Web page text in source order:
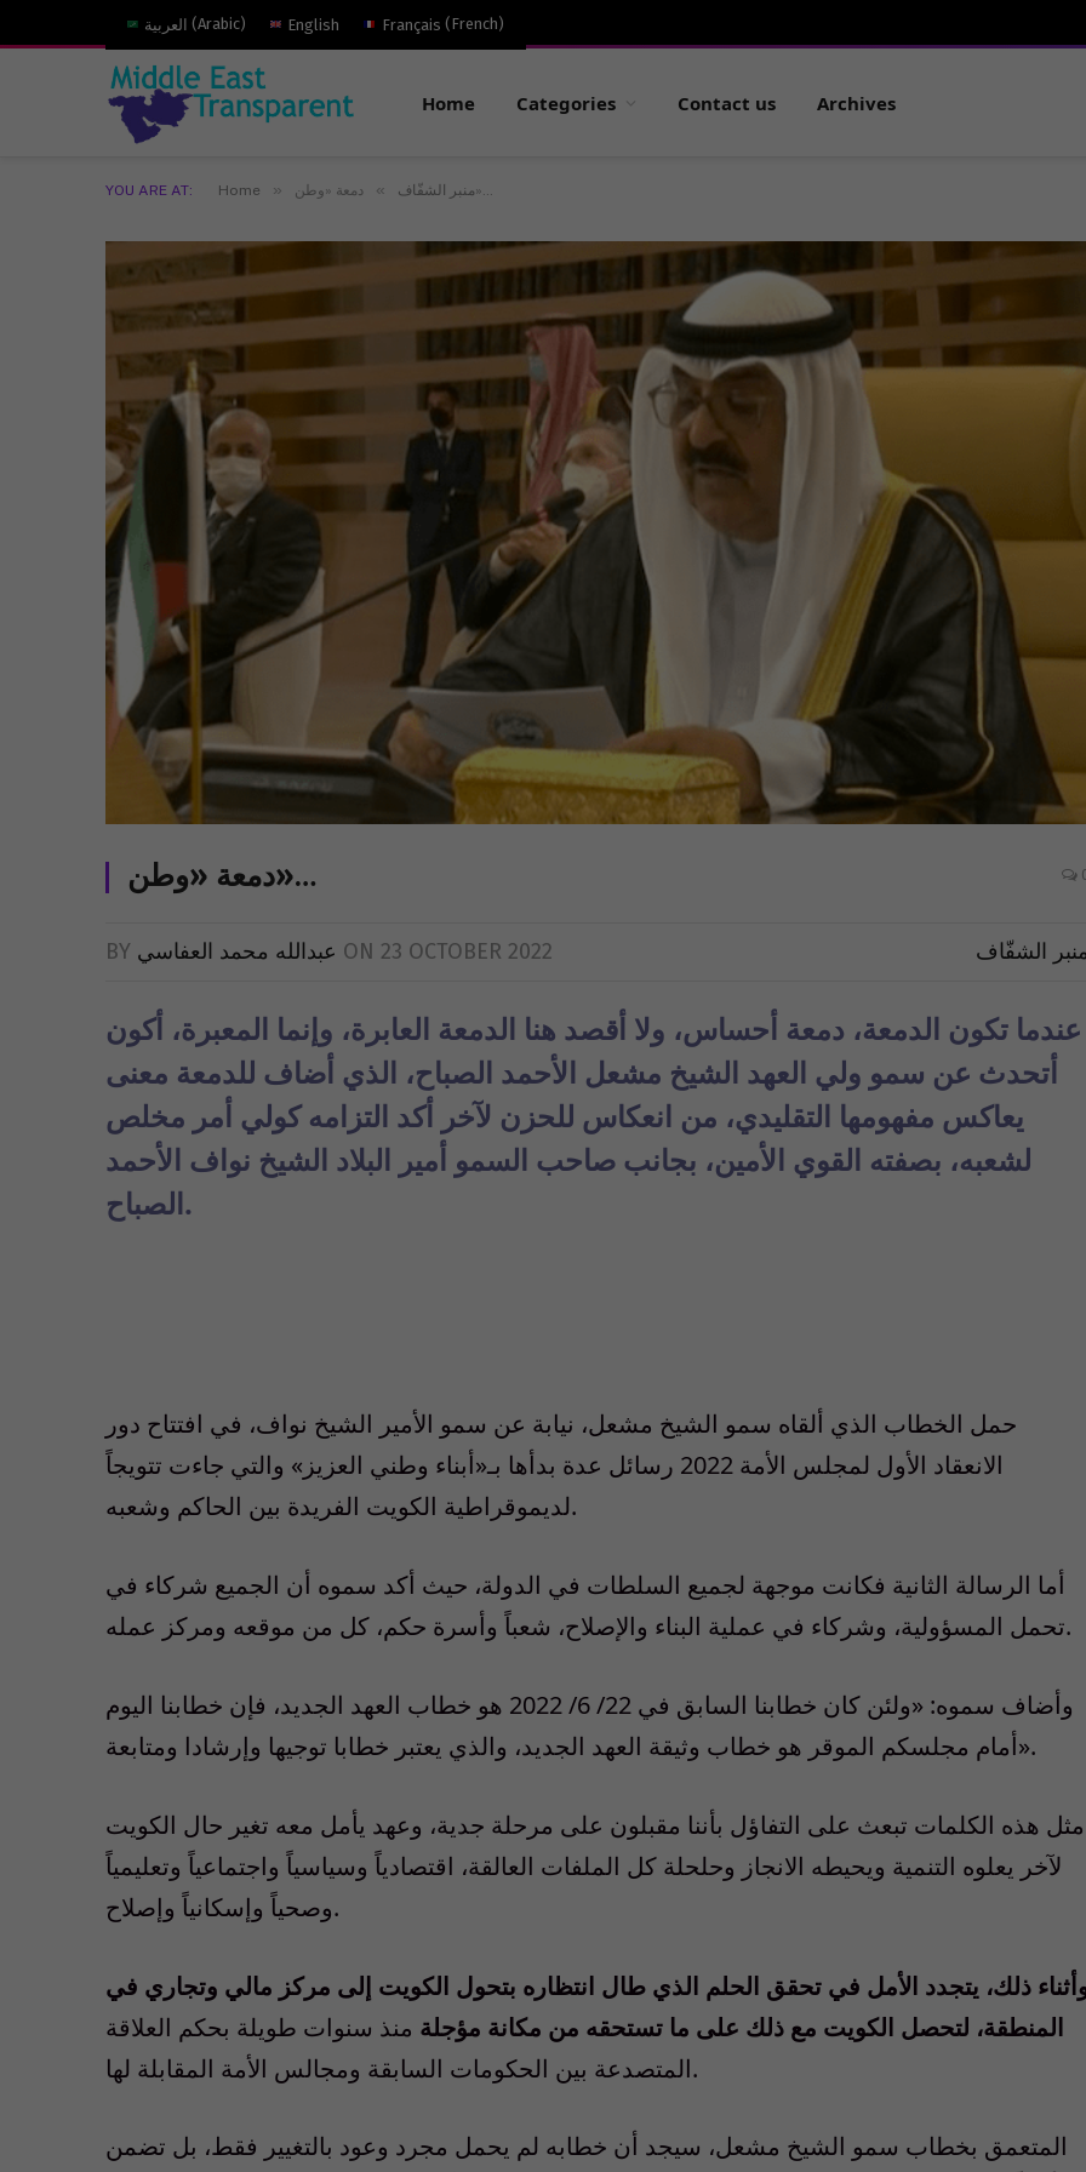
العربية (Arabic) English Français (French)
Home Categories Contact us Archives
YOU ARE AT: Home » منبر الشفّاف » دمعة «وطن»…
دمعة «وطن»…
BY عبدالله محمد العفاسي ON 23 OCTOBER 2022 الشفّاف
عندما تكون الدمعة، دمعة أحساس، ولا أقصد هنا الدمعة العابرة، وإنما المعبرة، أكون
أتحدث عن سمو ولي العهد الشيخ مشعل الأحمد الصباح، الذي أضاف للدمعة معنى
يعاكس مفهومها التقليدي، من انعكاس للحزن لآخر أكد التزامه كولي أمر مخلص
لشعبه، بصفته القوي الأمين، بجانب صاحب السمو أمير البلاد الشيخ نواف الأحمد
الصباح.
حمل الخطاب الذي ألقاه سمو الشيخ مشعل، نيابة عن سمو الأمير الشيخ نواف، في افتتاح دور
الانعقاد الأول لمجلس الأمة 2022 رسائل عدة بدأها بـ«أبناء وطني العزيز» والتي جاءت تتويجاً
لديموقراطية الكويت الفريدة بين الحاكم وشعبه.
أما الرسالة الثانية فكانت موجهة لجميع السلطات في الدولة، حيث أكد سموه أن الجميع شركاء في
تحمل المسؤولية، وشركاء في عملية البناء والإصلاح، شعباً وأسرة حكم، كل من موقعه ومركز عمله.
وأضاف سموه: «ولئن كان خطابنا السابق في 22/ 6/ 2022 هو خطاب العهد الجديد، فإن خطابنا اليوم
أمام مجلسكم الموقر هو خطاب وثيقة العهد الجديد، والذي يعتبر خطابا توجيها وإرشادا ومتابعة».
مثل هذه الكلمات تبعث على التفاؤل بأننا مقبلون على مرحلة جدية، وعهد يأمل معه تغير حال الكويت
لآخر يعلوه التنمية ويحيطه الانجاز وحلحلة كل الملفات العالقة، اقتصادياً وسياسياً واجتماعياً وتعليمياً
وصحياً وإسكانياً وإصلاح.
ذلك، يتجدد الأمل في تحقق الحلم الذي طال انتظاره بتحول الكويت إلى مركز مالي وتجاري في
المنطقة، لتحصل الكويت مع ذلك على ما تستحقه من مكانة مؤجلة منذ سنوات طويلة بحكم العلاقة
المتصدعة بين الحكومات السابقة ومجالس الأمة المقابلة لها.
المتعمق بخطاب سمو الشيخ مشعل، سيجد أن خطابه لم يحمل مجرد وعود بالتغيير فقط، بل تضمن